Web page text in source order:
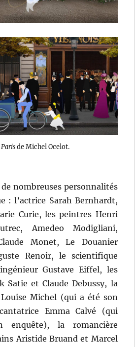
de Michel Ocelot.
nombreuses personnalités
: l’actrice Sarah Bernhardt,
Curie, les peintres Henri
Amedeo Modigliani,
Monet, Le Douanier
Renoir, le scientifique
Gustave Eiffel, les
Satie et Claude Debussy, la
Michel (qui a été son
Emma Calvé (qui
enquête), la romancière
Aristide Bruand et Marcel